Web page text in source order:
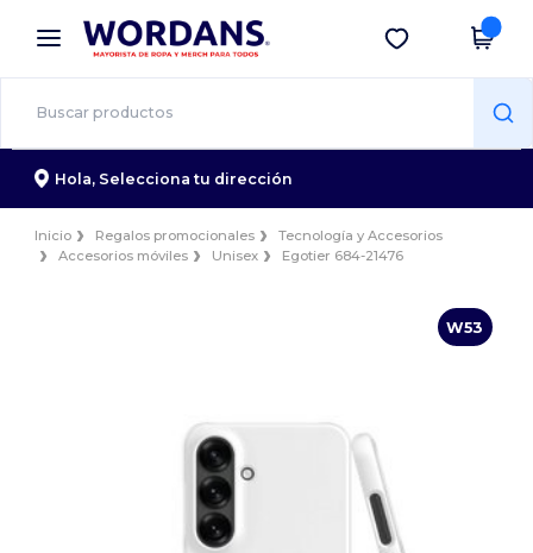
× App de Wordans
¡Mejores precios en app!
Descargar app
Hola, Selecciona tu dirección
Inicio Regalos promocionales
Tecnología y Accesorios
Accesorios móviles
Unisex Egotier 684-21476
W53